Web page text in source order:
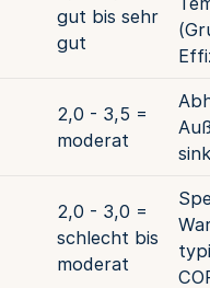
gut bis sehr
gut
2,0 - 3,5 =
moderat
2,0 - 3,0 =
schlecht bis
moderat